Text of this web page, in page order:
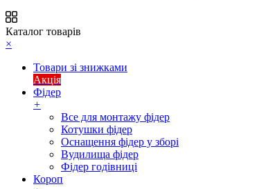
Каталог товарів
×
Товари зі знижками
Акція
Фідер
+
Все для монтажу фідер
Котушки фідер
Оснащення фідер у зборі
Вудилища фідер
Фідер годівниці
Короп